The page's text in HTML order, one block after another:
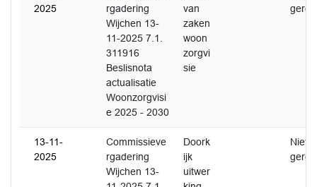
2025
rgadering
Wijchen 13-
11-2025 7.1.
311916
Beslisnota
actualisatie
Woonzorgvisi
e 2025 - 2030
van
zaken
woon
zorgvi
sie
13-11-
2025
Commissieve
rgadering
Wijchen 13-
Doork
ijk
uitwer
Niet